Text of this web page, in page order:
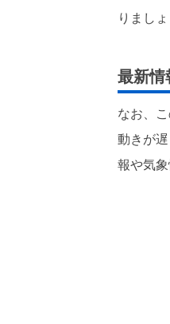
りましょ
最新情
なお、
動きが
報や気象